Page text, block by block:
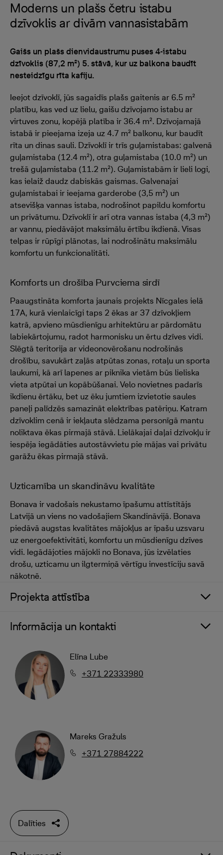
Moderns un plašs četru istabu
dzīvoklis ar divām vannasistabām
Gaišs un plašs dienvidaustrumu puses 4-istabu
dzīvoklis (87,2 m²) 5. stāvā, kur uz balkona baudīt
nesteidzīgu rīta kafiju.
Ieejot dzīvoklī, jūs sagaidīs plašs gaitenis ar 6.5 m²
platību, kas ved uz lielu, gaišu dzīvojamo istabu ar
virtuves zonu, kopējā platība ir 36.4 m². Dzīvojamajā
istabā ir pieejama izeja uz 4.7 m² balkonu, kur baudīt
rīta un dinas sauli. Dzīvoklī ir trīs guļamistabas: galvenā
guļamistaba (12.4 m²), otra guļamistaba (10.0 m²) un
trešā guļamistaba (11.2 m²). Guļamistabām ir lieli logi,
kas ielaiž daudz dabiskās gaismas. Galvenajai
guļamistabai ir ieejama garderobe (3,5 m²) un
atsevišķa vannas istaba, nodrošinot papildu komfortu
un privātumu. Dzīvoklī ir arī otra vannas istaba (4,3 m²)
ar vannu, piedāvājot maksimālu ērtību ikdienā. Visas
telpas ir rūpīgi plānotas, lai nodrošinātu maksimālu
komfortu un funkcionalitāti.
Komforts un drošība Purvciema sirdī
Paaugstināta komforta jaunais projekts Nīcgales ielā
17A, kurā vienlaicīgi taps 2 ēkas ar 37 dzīvokļiem
katrā, apvieno mūsdienīgu arhitektūru ar pārdomātu
labiekārtojumu, radot harmonisku un ērtu dzīves vidi.
Slēgtā teritorija ar videonovērošanu nodrošinās
drošību, savukārt zaļās atpūtas zonas, rotaļu un sporta
laukumi, kā arī lapenes ar piknika vietām būs lieliska
vieta atpūtai un kopābūšanai. Velo novietnes padarīs
ikdienu ērtāku, bet uz ēku jumtiem izvietotie saules
paneļi palīdzēs samazināt elektrības patēriņu. Katram
dzīvoklim cenā ir iekļauta slēdzama personīgā mantu
noliktava ēkas pirmajā stāvā. Lielākajai daļai dzīvokļu ir
iespēja iegādāties autostāvvietu pie mājas vai privātu
garāžu ēkas pirmajā stāvā.
Uzticamība un skandināvu kvalitāte
Bonava ir vadošais nekustamo īpašumu attīstītājs
Latvijā un viens no vadošajiem Skandināvijā. Bonava
piedāvā augstas kvalitātes mājokļus ar īpašu uzsvaru
uz energoefektivitāti, komfortu un mūsdienīgu dzīves
vidi. Iegādājoties mājokli no Bonava, jūs izvēlaties
drošu, uzticamu un ilgtermiņā vērtīgu investīciju savā
nākotnē.
Projekta attīstība
Informācija un kontakti
Elīna Lube
+371 22333980
Mareks Gražuls
+371 27884222
Dalīties